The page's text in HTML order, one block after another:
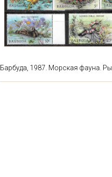
Барбуда, 1987. Морская фауна.